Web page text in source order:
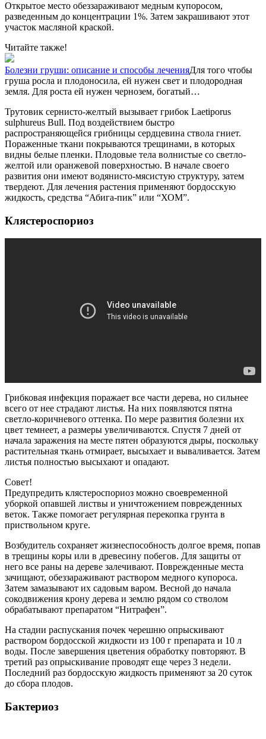
Открытое место обеззараживают медным купоросом,
разведенным до концентрации 1%. Затем закрашивают этот
участок масляной краской.
Читайте также!
Болезни груши: описание и способы леченияДля того чтобы
груша росла и плодоносила, ей нужен свет и плодородная
земля. Для роста ей нужен чернозем, богатый…
Трутовик сернисто-желтый вызывает грибок Laetiporus
sulphureus Bull. Под воздействием быстро
распространяющейся грибницы сердцевина ствола гниет.
Пораженные ткани покрываются трещинами, в которых
видны белые пленки. Плодовые тела волнистые со светло-
желтой или оранжевой поверхностью. В начале своего
развития они имеют водянисто-мясистую структуру, затем
твердеют. Для лечения растения применяют бордосскую
жидкость, средства “Абига-пик” или “ХОМ”.
Клястероспориоз
Грибковая инфекция поражает все части дерева, но сильнее
всего от нее страдают листья. На них появляются пятна
светло-коричневого оттенка. По мере развития болезни их
цвет темнеет, а размеры увеличиваются. Спустя 7 дней от
начала заражения на месте пятен образуются дыры, поскольку
растительная ткань отмирает, высыхает и вываливается. Затем
листья полностью высыхают и опадают.
Совет!
Предупредить клястероспориоз можно своевременной
уборкой опавшей листвы и уничтожением поврежденных
веток. Также помогает регулярная перекопка грунта в
приствольном круге.
Возбудитель сохраняет жизнеспособность долгое время, попав
в трещины коры или в древесину побегов. Для защиты от
него все раны на дереве залечивают. Поврежденные места
зачищают, обеззараживают раствором медного купороса.
Затем замазывают их садовым варом. Весной до начала
сокодвижения крону дерева и землю рядом со стволом
обрабатывают препаратом “Нитрафен”.
На стадии распускания почек черешню опрыскивают
раствором бордосской жидкости из 100 г препарата и 10 л
воды. После завершения цветения обработку повторяют. В
третий раз опрыскивание проводят еще через 3 недели.
Последний раз бордосскую жидкость применяют за 20 суток
до сбора плодов.
Бактериоз